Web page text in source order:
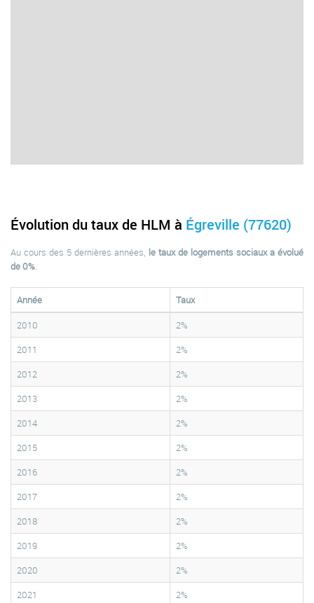
Évolution du taux de HLM à Égreville (77620)
Au cours des 5 dernières années, le taux de logements sociaux a évolué
de 0%.
Année
Taux
2010
2%
2011
2%
2012
2%
2013
2%
2014
2%
2015
2%
2016
2%
2017
2%
2018
2%
2019
2%
2020
2%
2021
2%